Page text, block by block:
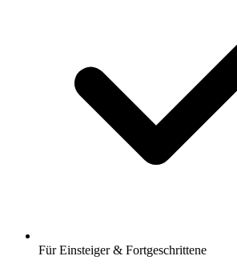
Für Einsteiger & Fortgeschrittene